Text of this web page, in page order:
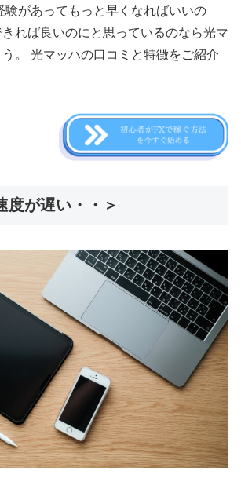
験があってもっと早くなればいいの
れば良いのにと思っているのなら光マ
。 光マッハの口コミと特徴をご紹介
度が遅い・・＞